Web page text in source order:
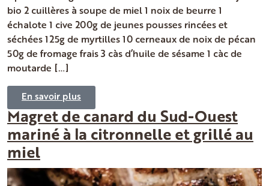
bio 2 cuillères à soupe de miel 1 noix de beurre 1
échalote 1 cive 200g de jeunes pousses rincées et
séchées 125g de myrtilles 10 cerneaux de noix de pécan
50g de fromage frais 3 càs d’huile de sésame 1 càc de
moutarde […]
En savoir plus
Magret de canard du Sud-Ouest
mariné à la citronnelle et grillé au
miel